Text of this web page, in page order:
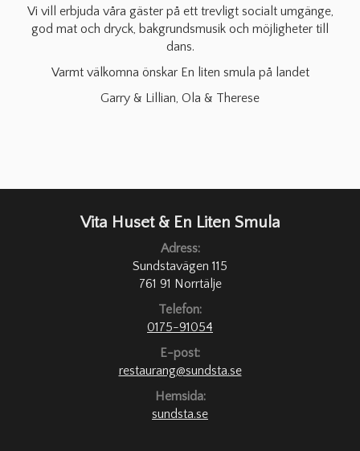
Vi vill erbjuda våra gäster på ett trevligt socialt umgänge,
god mat och dryck, bakgrundsmusik och möjligheter till
dans.
Varmt välkomna önskar En liten smula på landet
Garry & Lillian, Ola & Therese
Vita Huset & En Liten Smula
Adress:
Sundstavägen 115
761 91 Norrtälje
Telefon:
0175-91054
E-post:
restaurang@sundsta.se
Hemsida:
sundsta.se